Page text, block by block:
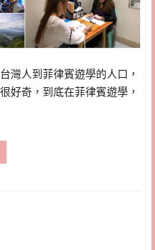
灣人到菲律賓遊學的人口，
好奇，到底在菲律賓遊學，